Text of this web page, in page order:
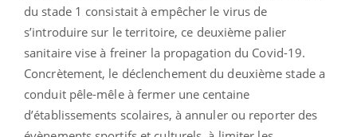
du stade 1 consistait à empêcher le virus de
s’introduire sur le territoire, ce deuxième palier
sanitaire vise à freiner la propagation du Covid-19.
Concrètement, le déclenchement du deuxième stade a
conduit pêle-mêle à fermer une centaine
d’établissements scolaires, à annuler ou reporter des